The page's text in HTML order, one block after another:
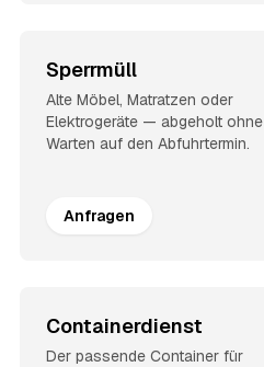
Sperrmüll
Alte Möbel, Matratzen oder
Elektrogeräte — abgeholt ohne
Warten auf den Abfuhrtermin.
Anfragen
Containerdienst
Der passende Container für